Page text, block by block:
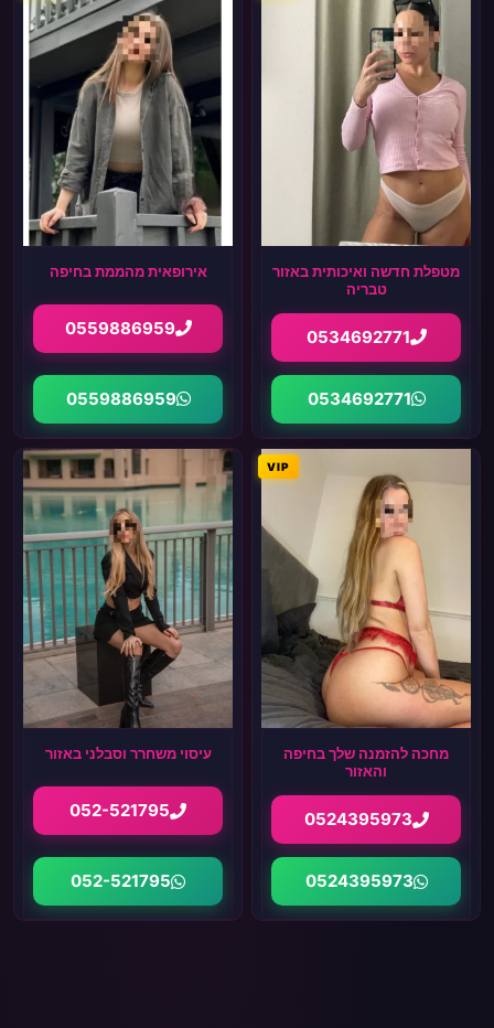
מטפלת חדשה ואיכותית באזור
טבריה
0534692771
0534692771
אירופאית מהממת בחיפה
0559886959
0559886959
VIP
מחכה להזמנה שלך בחיפה
והאזור
0524395973
0524395973
עיסוי משחרר וסבלני באזור
052-521795
052-521795